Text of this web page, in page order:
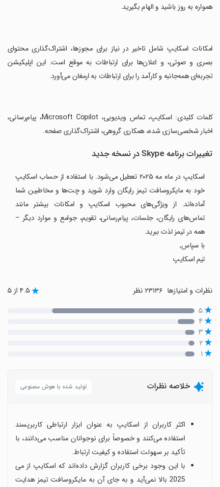
همواره به روز باشید و الهام بگیرید.
‏امکانات اسکایپ شامل تاخیر در نیاز برای مجوزها، اشتراک‌گذاری محتوای
بصری و صوتی، و اعلان‌ها برای ارتباطات به موقع است. این اپلیکیشن
تجربه‌ای همه‌جانبه و کارآمد را برای ارتباطات به ارمغان می‌آورد.
‏کلمات کلیدی: اسکایپ، تماس ویدیویی، Microsoft Copilot، پیام‌رسانی،
اخبار شخصی‌سازی شده، همکاری گروهی، اشتراک‌گذاری صفحه.
تغییرات برنامه Skype در نسخه جدید
اسکایپ در ماه مه ۲۰۲۵ تعطیل می‌شود. با استفاده از حساب اسکایپ
خود به مایکروسافت تیمز رایگان وارد شوید و چت‌ها و مخاطبین شما
آماده‌اند. از ویژگی‌های محبوب اسکایپ و امکانات بیشتر مانند
تماس‌های رایگان، جلسات، پیام‌رسانی، تقویم، جوامع و موارد دیگر –
همه در تیمز لذت ببرید.
با سپاس,
تیم اسکایپ
نظرات و امتیازها ۴.۵ از ۵
۵
۴
۳
۲
۱
خلاصه نظرات تولید شده با هوش مصنوعی
اکثر کاربران از اسکایپ به عنوان ابزار ارتباطی کاربرپسند
استفاده می‌کنند و خصوصاً برای نوجوانان مناسب می‌دانند، با
تأکید بر سهولت استفاده و کیفیت ارتباط.
با این وجود برخی کاربران گزارش داده‌اند که اسکایپ از می
2025 بالا نمی‌آید و به جای آن به مایکروسافت تیمز هدایت